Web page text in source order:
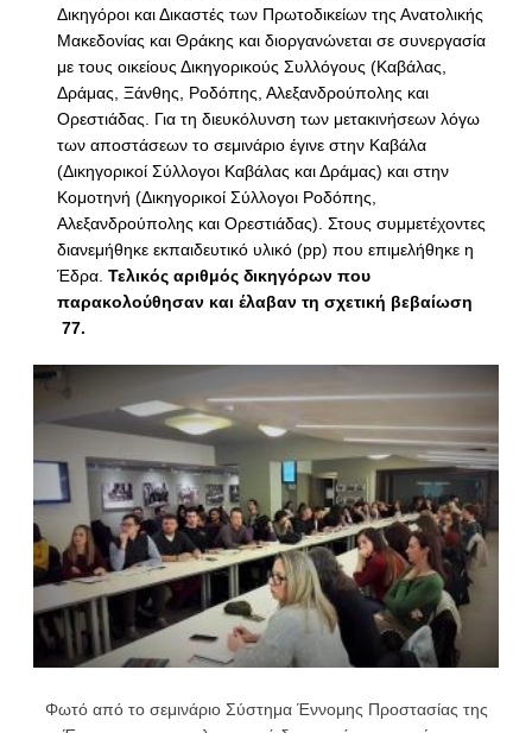
Δικηγόροι και Δικαστές των Πρωτοδικείων της Ανατολικής
Μακεδονίας και Θράκης και διοργανώνεται σε συνεργασία
με τους οικείους Δικηγορικούς Συλλόγους (Καβάλας,
Δράμας, Ξάνθης, Ροδόπης, Αλεξανδρούπολης και
Ορεστιάδας. Για τη διευκόλυνση των μετακινήσεων λόγω
των αποστάσεων το σεμινάριο έγινε στην Καβάλα
(Δικηγορικοί Σύλλογοι Καβάλας και Δράμας) και στην
Κομοτηνή (Δικηγορικοί Σύλλογοι Ροδόπης,
Αλεξανδρούπολης και Ορεστιάδας). Στους συμμετέχοντες
διανεμήθηκε εκπαιδευτικό υλικό (pp) που επιμελήθηκε η
Έδρα. Τελικός αριθμός δικηγόρων που
παρακολούθησαν και έλαβαν τη σχετική βεβαίωση
77.
Φωτό από το σεμινάριο Σύστημα Έννομης Προστασίας της